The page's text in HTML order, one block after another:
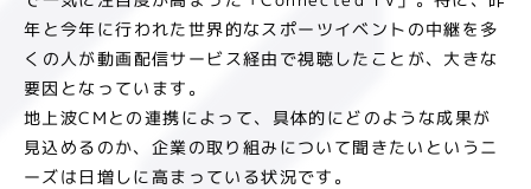
年と今年に行われた世界的なスポーツイベントの中継を多
くの人が動画配信サービス経由で視聴したことが、大きな
要因となっています。
地上波CMとの連携によって、具体的にどのような成果が
見込めるのか、企業の取り組みについて聞きたいというニ
ーズは日増しに高まっている状況です。